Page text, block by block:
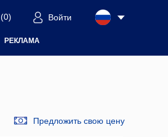
(0) Войти
РЕКЛАМА
Предложить свою цену